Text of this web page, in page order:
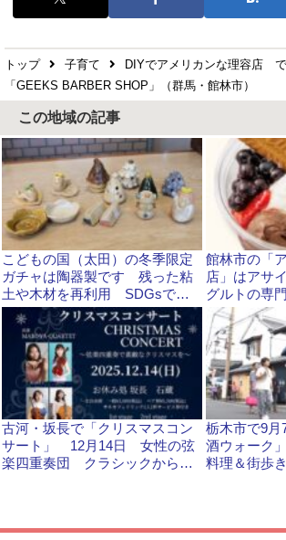
トップ 子育て
DIYでアメリカンな理容店
「GEEKS BARBER SHOP」（群馬・館林市）
この地域の記事
こどもの国（太田）の冬季限定
ガチャは陶器製です 残った粘
土や木材を再利用 SDGsです
ねー
館林市の「
店」はアサ
グルトの専
ツでカスタ
古河・坂長で「クリスマスコン
サート」 12月14日 女性の弦
楽四重奏団 クラシックからク
栃木市で9月
酒ウォーク
料理＆街歩